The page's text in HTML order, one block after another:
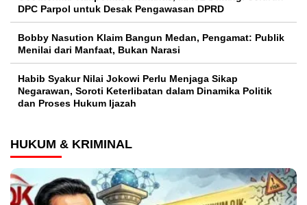
DPC Parpol untuk Desak Pengawasan DPRD
Bobby Nasution Klaim Bangun Medan, Pengamat: Publik
Menilai dari Manfaat, Bukan Narasi
Habib Syakur Nilai Jokowi Perlu Menjaga Sikap
Negarawan, Soroti Keterlibatan dalam Dinamika Politik
dan Proses Hukum Ijazah
HUKUM & KRIMINAL